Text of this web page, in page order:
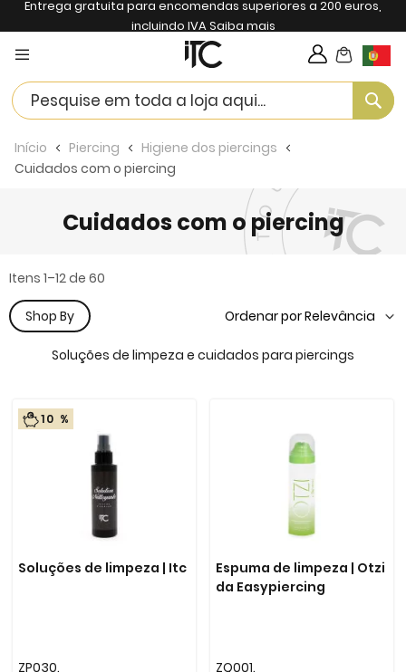
Entrega gratuita para encomendas superiores a 200 euros,
incluindo IVASaiba mais
My Cart
Início Piercing
Higiene dos piercings
Cuidados com o piercing
Cuidados com o piercing
Soluções de limpeza e cuidados para piercings
Itens 1–12de 60
10 %
Soluções de limpeza | Itc
ZP030.
Espuma de limpeza | Otzi
da Easypiercing
ZQ001.
Shop By